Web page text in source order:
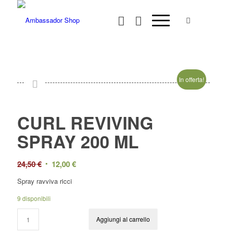
In offerta!
CURL REVIVING
SPRAY 200 ML
24,50€ Il
era:
12,00€Il
Spray ravviva ricci
9 disponibili
Aggiungi al carrello